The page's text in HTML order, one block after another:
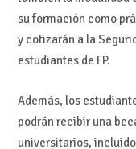
su formación como
y cotizarán a la
estudiantes de FP.
Además, los
podrán recibir una
universitarios,